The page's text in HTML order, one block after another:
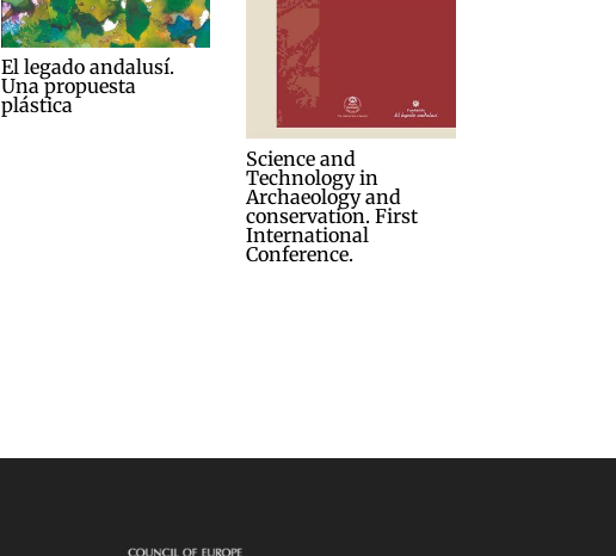
El legado andalusí.
Una propuesta
plástica
Science and
Technology in
Archaeology and
conservation. First
International
Conference.